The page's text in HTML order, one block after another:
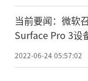
当前要闻：微软
Surface Pro 3设
2022-06-24 05:57:02